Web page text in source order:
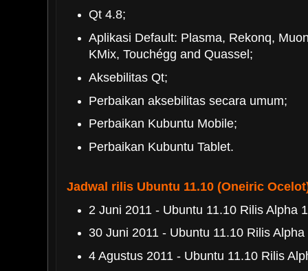
Qt 4.8;
Aplikasi Default: Plasma, Rekonq,
KMix, Touchégg and Quassel;
Aksebilitas Qt;
Perbaikan aksebilitas secara umum;
Perbaikan Kubuntu Mobile;
Perbaikan Kubuntu Tablet.
Jadwal rilis Ubuntu 11.10 (Oneiric
2 Juni 2011 - Ubuntu 11.10 Rilis Alpha 1
30 Juni 2011 - Ubuntu 11.10 Rilis Alpha
4 Agustus 2011 - Ubuntu 11.10 Rilis